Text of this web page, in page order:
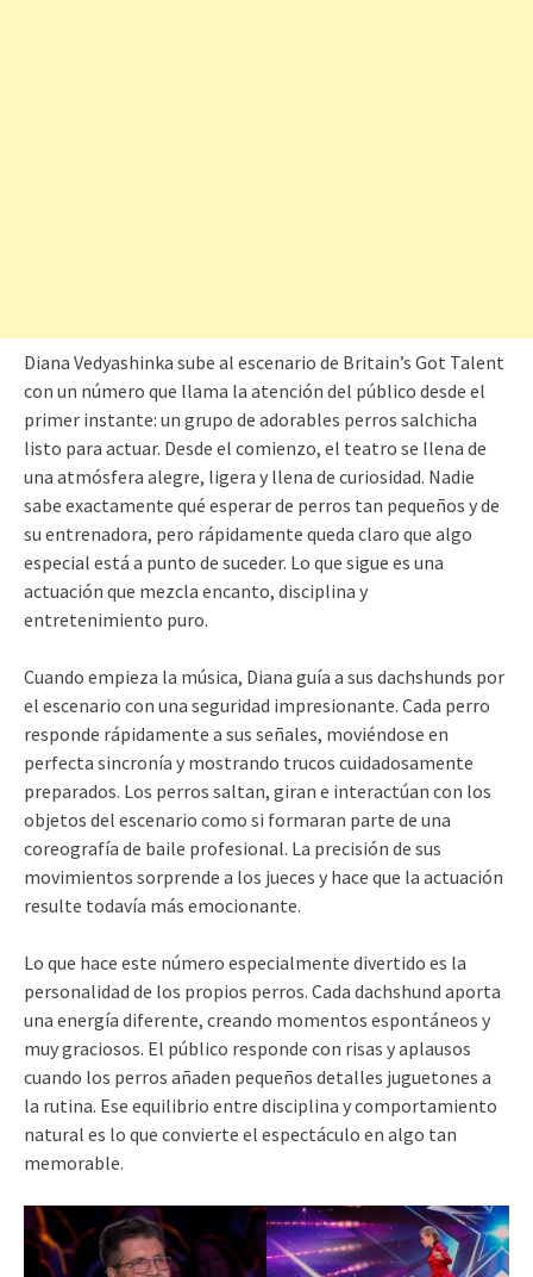
Diana Vedyashinka sube al escenario de Britain’s Got Talent
con un número que llama la atención del público desde el
primer instante: un grupo de adorables perros salchicha
listo para actuar. Desde el comienzo, el teatro se llena de
una atmósfera alegre, ligera y llena de curiosidad. Nadie
sabe exactamente qué esperar de perros tan pequeños y de
su entrenadora, pero rápidamente queda claro que algo
especial está a punto de suceder. Lo que sigue es una
actuación que mezcla encanto, disciplina y
entretenimiento puro.
Cuando empieza la música, Diana guía a sus dachshunds por
el escenario con una seguridad impresionante. Cada perro
responde rápidamente a sus señales, moviéndose en
perfecta sincronía y mostrando trucos cuidadosamente
preparados. Los perros saltan, giran e interactúan con los
objetos del escenario como si formaran parte de una
coreografía de baile profesional. La precisión de sus
movimientos sorprende a los jueces y hace que la actuación
resulte todavía más emocionante.
Lo que hace este número especialmente divertido es la
personalidad de los propios perros. Cada dachshund aporta
una energía diferente, creando momentos espontáneos y
muy graciosos. El público responde con risas y aplausos
cuando los perros añaden pequeños detalles juguetones a
la rutina. Ese equilibrio entre disciplina y comportamiento
natural es lo que convierte el espectáculo en algo tan
memorable.